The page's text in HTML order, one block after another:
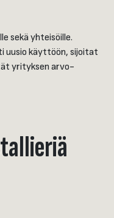
sekä yhteisöille.
uusio käyttöön, sijoitat
yrityksen arvo-